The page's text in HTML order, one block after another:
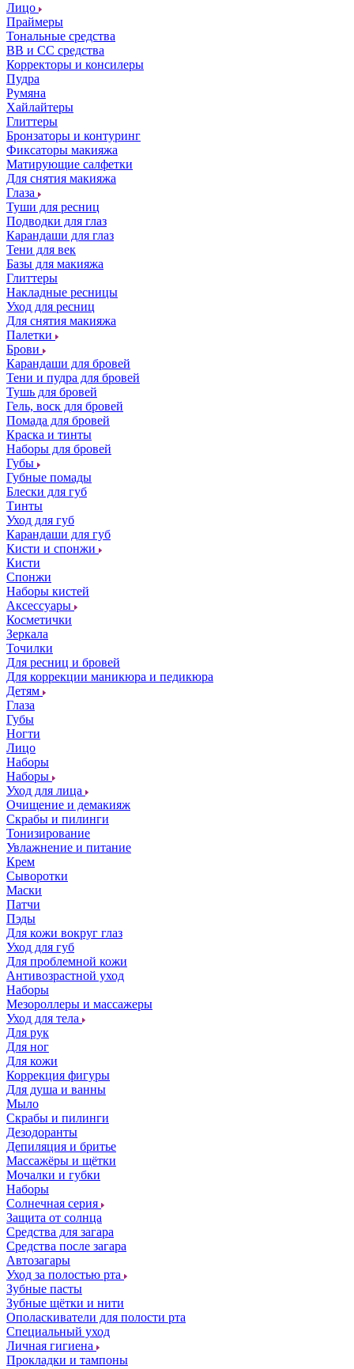
Лицо
Праймеры
Тональные средства
ВВ и СС средства
Корректоры и консилеры
Пудра
Румяна
Хайлайтеры
Глиттеры
Бронзаторы и контуринг
Фиксаторы макияжа
Матирующие салфетки
Для снятия макияжа
Глаза
Туши для ресниц
Подводки для глаз
Карандаши для глаз
Тени для век
Базы для макияжа
Глиттеры
Накладные ресницы
Уход для ресниц
Для снятия макияжа
Палетки
Брови
Карандаши для бровей
Тени и пудра для бровей
Тушь для бровей
Гель, воск для бровей
Помада для бровей
Краска и тинты
Наборы для бровей
Губы
Губные помады
Блески для губ
Тинты
Уход для губ
Карандаши для губ
Кисти и спонжи
Кисти
Спонжи
Наборы кистей
Аксессуары
Косметички
Зеркала
Точилки
Для ресниц и бровей
Для коррекции маникюра и педикюра
Детям
Глаза
Губы
Ногти
Лицо
Наборы
Наборы
Уход для лица
Очищение и демакияж
Скрабы и пилинги
Тонизирование
Увлажнение и питание
Крем
Сыворотки
Маски
Патчи
Пэды
Для кожи вокруг глаз
Уход для губ
Для проблемной кожи
Антивозрастной уход
Наборы
Мезороллеры и массажеры
Уход для тела
Для рук
Для ног
Для кожи
Коррекция фигуры
Для душа и ванны
Мыло
Скрабы и пилинги
Дезодоранты
Депиляция и бритье
Массажёры и щётки
Мочалки и губки
Наборы
Солнечная серия
Защита от солнца
Средства для загара
Средства после загара
Автозагары
Уход за полостью рта
Зубные пасты
Зубные щётки и нити
Ополаскиватели для полости рта
Специальный уход
Личная гигиена
Прокладки и тампоны